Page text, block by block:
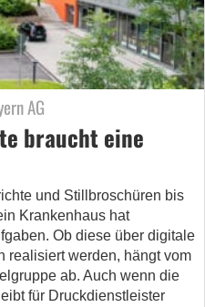
AG
braucht eine
und Stillbroschüren bis
Krankenhaus hat
Ob diese über digitale
realisiert werden, hängt vom
ab. Auch wenn die
für Druckdienstleister